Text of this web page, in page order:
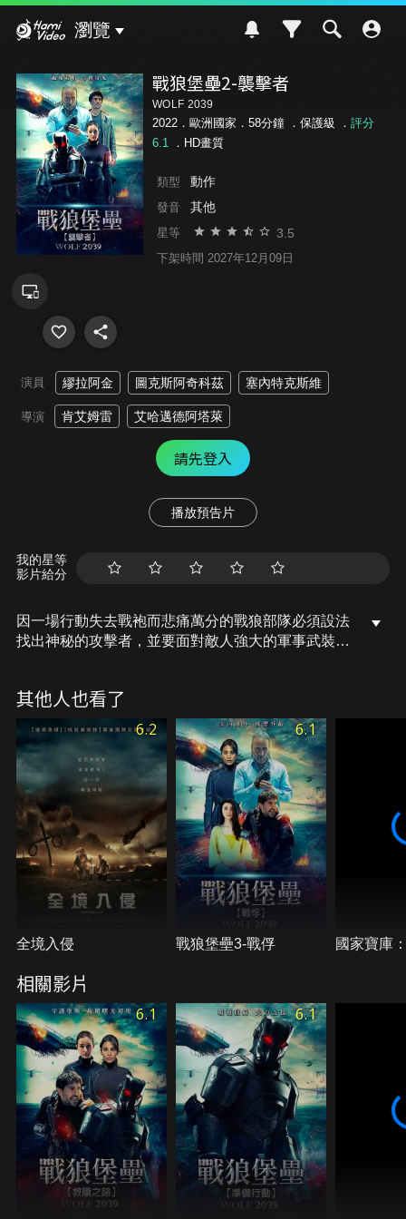
瀏覽
戰狼堡壘2-襲擊者
WOLF 2039
2022．歐洲國家．58分鐘 ． 保護級 ． 評分
6.1．HD畫質
類型 動作
發音 其他
星等 3.5
下架時間 2027年12月09日
演員 繆拉阿金 圖克斯阿奇科茲 塞內特克斯維
導演 肯艾姆雷 艾哈邁德阿塔萊
請先登入
播放預告片
我的星等
影片給分
因一場行動失去戰袍而悲痛萬分的戰狼部隊必須設法
找出神秘的攻擊者，並要面對敵人強大的軍事武裝設
其他人也看了
6.2
全境入侵
6.1
戰狼堡壘3-戰俘 國家寶庫
相關影片
6.1 6.1